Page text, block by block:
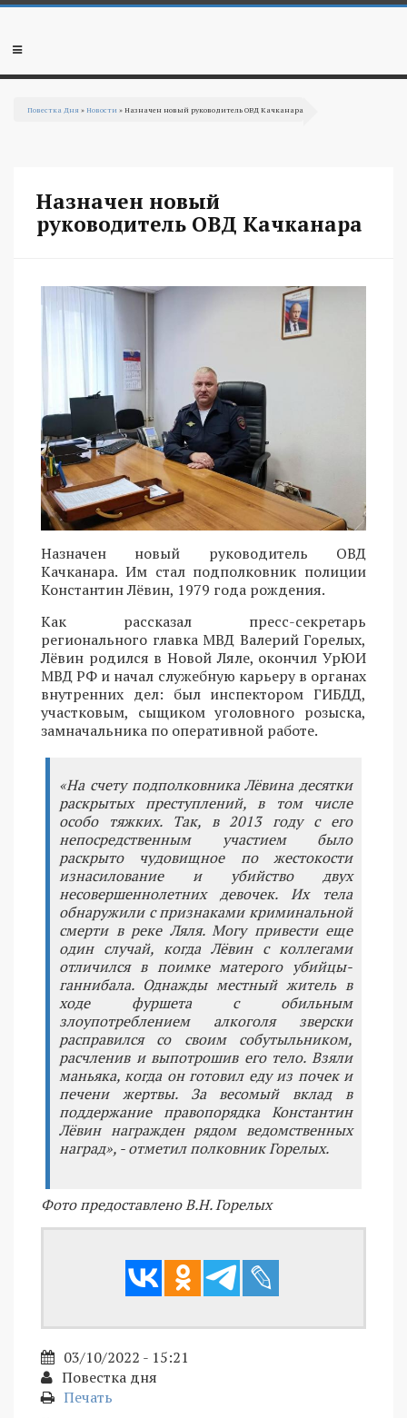
Перейти к основному содержанию
Мобильное
Повестка Дня »Новости » Назначен новый руководитель ОВД Качканара
Назначен новый
руководитель ОВД Качканара
Назначен новый руководитель ОВД
Качканара. Им стал подполковник полиции
Константин Лёвин, 1979 года рождения.
Как рассказал пресс-секретарь
регионального главка МВД Валерий Горелых,
Лёвин родился в Новой Ляле, окончил УрЮИ
МВД РФ и начал служебную карьеру в органах
внутренних дел: был инспектором ГИБДД,
участковым, сыщиком уголовного розыска,
замначальника по оперативной работе.
«На счету подполковника Лёвина десятки
раскрытых преступлений, в том числе
особо тяжких. Так, в 2013 году с его
непосредственным участием было
раскрыто чудовищное по жестокости
изнасилование и убийство двух
несовершеннолетних девочек. Их тела
обнаружили с признаками криминальной
смерти в реке Ляля. Могу привести еще
один случай, когда Лёвин с коллегами
отличился в поимке матерого убийцы-
ганнибала. Однажды местный житель в
ходе фуршета с обильным
злоупотреблением алкоголя зверски
расправился со своим собутыльником,
расчленив и выпотрошив его тело. Взяли
маньяка, когда он готовил еду из почек и
печени жертвы. За весомый вклад в
поддержание правопорядка Константин
Лёвин награжден рядом ведомственных
наград», - отметил полковник Горелых.
Фото предоставлено В.Н. Горелых
03/10/2022 - 15:21
Повестка дня
Печать